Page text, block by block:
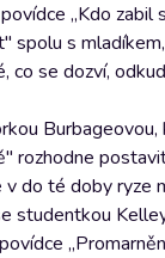
„Kdo zabil
spolu s
co se dozví,
rozhodne
do té doby ryze
studentkou